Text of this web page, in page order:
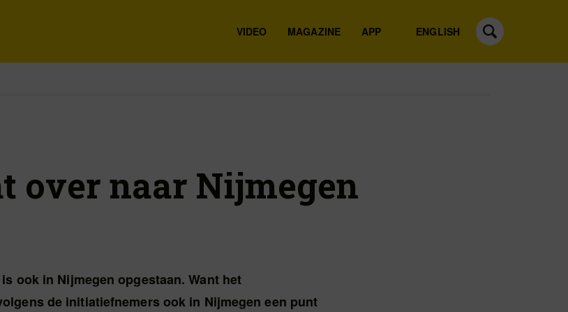
ENGLISH
VIDEO MAGAZINE APP
over naar Nijmegen
ook in Nijmegen opgestaan. Want het
de initiatiefnemers ook in Nijmegen een punt